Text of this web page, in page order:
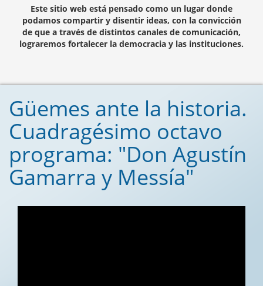
Este sitio web está pensado como un lugar donde
podamos compartir y disentir ideas, con la convicción
de que a través de distintos canales de comunicación,
lograremos fortalecer la democracia y las instituciones.
Güemes ante la historia.
Cuadragésimo octavo
programa: "Don Agustín
Gamarra y Messía"